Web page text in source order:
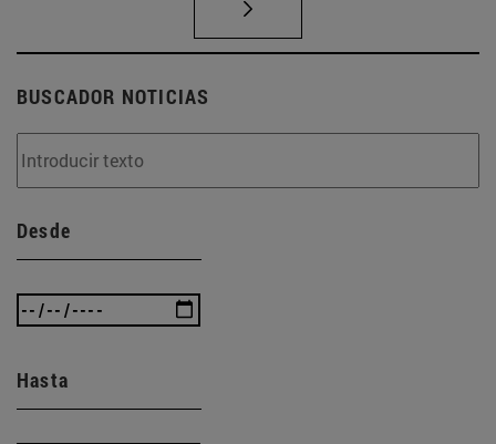
BUSCADOR NOTICIAS
Desde
Hasta